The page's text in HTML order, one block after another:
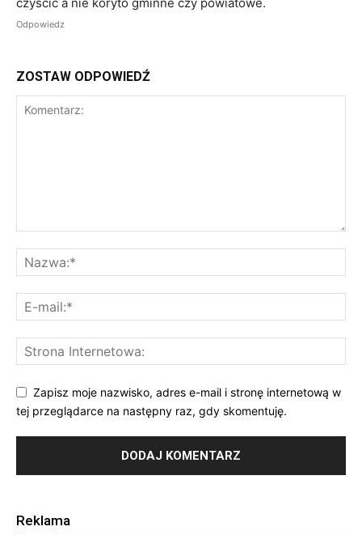
czyścić a nie koryto gminne czy powiatowe.
Odpowiedz
ZOSTAW ODPOWIEDŹ
Zapisz moje nazwisko, adres e-mail i stronę internetową w
tej przeglądarce na następny raz, gdy skomentuję.
Reklama